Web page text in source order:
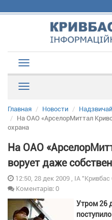
Главная Новости
На ОАО «АрселорМиттал
охрана
На ОАО
ворует даже
12:50, 28 дек 2009 , ІА
Коментарів: 0
Утром 26